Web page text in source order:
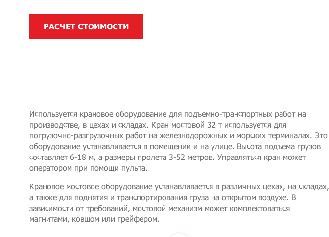
РАСЧЕТ СТОИМОСТИ
Используется крановое оборудование для подъемно-транспортных работ на
производстве, в цехах и складах. Кран мостовой 32 т используется для
погрузочно-разгрузочных работ на железнодорожных и морских терминалах. Это
оборудование устанавливается в помещении и на улице. Высота подъема грузов
составляет 6-18 м, а размеры пролета 3-52 метров. Управляться кран может
оператором при помощи пульта.
Крановое мостовое оборудование устанавливается в различных цехах, на складах,
а также для поднятия и транспортирования груза на открытом воздухе. В
зависимости от требований, мостовой механизм может комплектоваться
магнитами, ковшом или грейфером.